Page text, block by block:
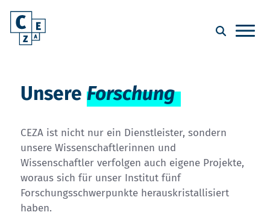
Unsere Forschung
CEZA ist nicht nur ein Dienstleister, sondern
unsere Wissenschaftlerinnen und
Wissenschaftler verfolgen auch eigene Projekte,
woraus sich für unser Institut fünf
Forschungsschwerpunkte herauskristallisiert
haben.